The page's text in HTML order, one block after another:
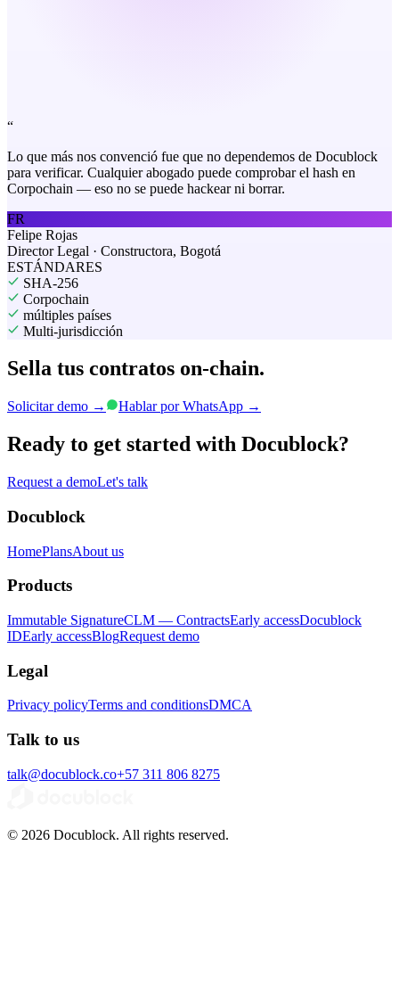
“
Lo que más nos convenció fue que no dependemos de Docublock
para verificar. Cualquier abogado puede comprobar el hash en
Corpochain — eso no se puede hackear ni borrar.
FR
Felipe Rojas
Director Legal · Constructora, Bogotá
ESTÁNDARES
SHA-256
Corpochain
múltiples países
Multi-jurisdicción
Sella tus contratos on-chain.
Solicitar demo → Hablar por WhatsApp →
Ready to get started with Docublock?
Request a demoLet's talk
Docublock
HomePlansAbout us
Products
Immutable SignatureCLM — ContractsEarly accessDocublock
IDEarly accessBlogRequest demo
Legal
Privacy policyTerms and conditionsDMCA
Talk to us
talk@docublock.co+57 311 806 8275
© 2026 Docublock. All rights reserved.